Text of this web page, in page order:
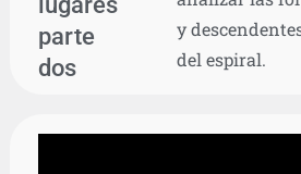
parte
dos
y
del espiral.